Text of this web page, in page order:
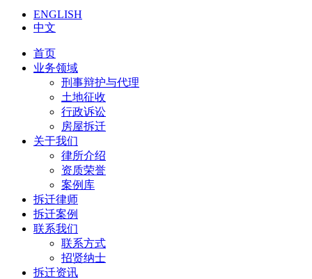
ENGLISH
中文
首页
业务领域
刑事辩护与代理
土地征收
行政诉讼
房屋拆迁
关于我们
律所介绍
资质荣誉
案例库
拆迁律师
拆迁案例
联系我们
联系方式
招贤纳士
拆迁资讯